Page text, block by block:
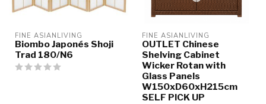
FINE ASIANLIVING
Biombo Japonés Shoji
Trad 180/N6
FINE ASIANLIVING
OUTLET Chinese
Shelving Cabinet
Wicker Rotan with
Glass Panels
W150xD60xH215cm
SELF PICK UP